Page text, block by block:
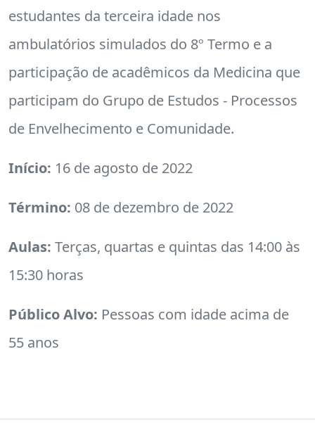
estudantes da terceira idade nos
ambulatórios simulados do 8º Termo e a
participação de acadêmicos da Medicina que
participam do Grupo de Estudos - Processos
de Envelhecimento e Comunidade.
Início: 16 de agosto de 2022
Término: 08 de dezembro de 2022
Aulas: Terças, quartas e quintas das 14:00 às
15:30 horas
Público Alvo: Pessoas com idade acima de
55 anos